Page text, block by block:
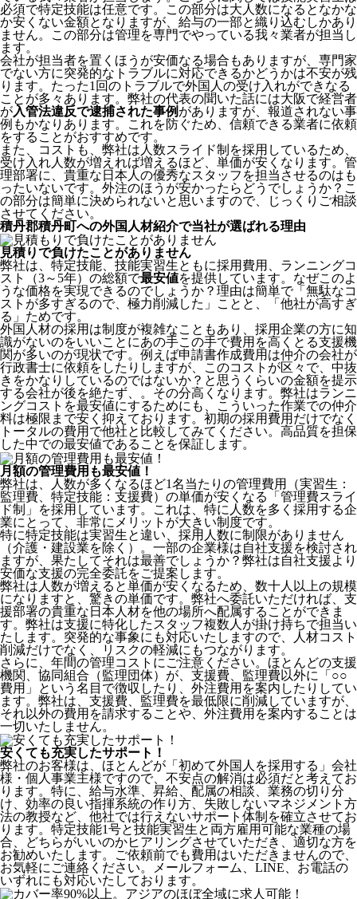
必須で特定技能は任意です。この部分は大人数になるとなかな
か安くない金額となりますが、給与の一部と織り込むしかあり
ません。この部分は管理を専門でやっている我々業者が担当し
ます。
会社が担当者を置くほうが安価なる場合もありますが、専門家
でない方に突発的なトラブルに対応できるかどうかは不安が残
ります。たった1回のトラブルで外国人の受け入れができなる
ことが多々あります。弊社の代表の聞いた話には大阪で経営者
が入管法違反で逮捕された事例 がありますが、報道されない事
例もかなりあります。これを防ぐため、信頼できる業者に依頼
をすることがおすすめです。
また、コストも、弊社は人数スライド制を採用しているため、
受け入れ人数が増えれば増えるほど、単価が安くなります。管
理部署に、貴重な日本人の優秀なスタッフを担当させるのはも
ったいないです。外注のほうが安かったらどうでしょうか？こ
の部分は簡単に決められないと思いますので、じっくりご相談
させてください。
積丹郡積丹町への外国人材紹介で当社が選ばれる理由
見積りで負けたことがありません
弊社は、特定技能、技能実習生ともに採用費用、ランニングコ
スト（3～5年）の総額で最安値を提供しています。なぜこのよ
うな価格を実現できるのでしょうか？理由は簡単で「無駄なコ
ストが多すぎるので、極力削減した」ことと、
「他社が高すぎ
る」 ためです。
外国人材の採用は制度が複雑なこともあり、採用企業の方に知
識がないのをいいことにあの手この手で費用を高くとる支援機
関が多いのが現状です。例えば申請書作成費用は仲介の会社が
行政書士に依頼をしたりしますが、このコストが区々で、中抜
きをかなりしているのではないか？と思うくらいの金額を提示
する会社が後を絶たず、。その分高くなります。弊社はランニ
ングコストを最安値にするためにも、こういった作業での仲介
料は極限まで安く抑えております。 初期の採用費用だけでなく
トータルの費用で他社と比較してみてください。 高品質を担保
した中での最安値であることを保証します。
月額の管理費用も最安値！
弊社は、
人数が多くなるほど1名当たりの管理費用（実習生：
監理費、特定技能：支援費）の単価が安くなる「管理費スライ
ド制」を採用 しています。これは、特に人数を多く採用する企
業にとって、非常にメリットが大きい制度です。
特に特定技能は実習生と違い、採用人数に制限がありません
（介護・建設業を除く）。一部の企業様は自社支援を検討され
ますが、果たしてそれは最善でしょうか？弊社は自社支援より
安価な支援の完全委託をご提案します。
弊社は人数が増えると単価が安くなるため、数十人以上の規模
になりますと、驚きの単価です。弊社へ委託いただければ、支
援部署の貴重な日本人材を他の場所へ配属することができま
す。弊社は支援に特化したスタッフ複数人が掛け持ちで担当い
たします。突発的な事象にも対応いたしますので、人材コスト
削減だけでなく、リスクの軽減にもつながります。
さらに、年間の管理コストにご注意ください。ほとんどの支援
機関、協同組合（監理団体）が、支援費、監理費以外に「○○
費用」という名目で徴収したり、外注費用を案内したりしてい
ます。弊社は、支援費、監理費を最低限に削減していますが、
それ以外の費用を請求することや、外注費用を案内することは
一切いたしません。
安くても充実したサポート！
弊社のお客様は、ほとんどが 「初めて外国人を採用する」 会社
様・個人事業主様ですので、不安点の解消は必須だと考えてお
ります。特に、給与水準、昇給、配属の相談、業務の切り分
け、効率の良い指揮系統の作り方、失敗しないマネジメント方
法の教授など、 他社では行えないサポート体制 を確立させてお
ります。特定技能1号と技能実習生と両方雇用可能な業種の場
合、どちらがいいのかヒアリングさせていただき、適切な方を
お勧めいたします。ご依頼前でも費用はいただきませんので、
お気軽にご連絡ください。メールフォーム、LINE、お電話の
いずれにも対応いたしております。